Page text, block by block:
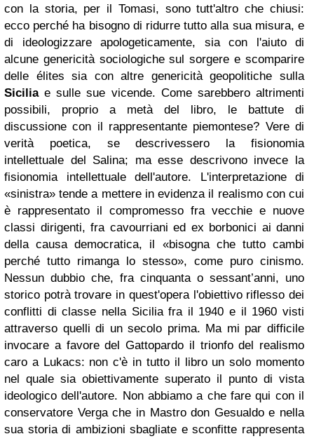
con la storia, per il Tomasi, sono tutt'altro che chiusi:
ecco perché ha bisogno di ridurre tutto alla sua misura, e
di ideologizzare apologeticamente, sia con l'aiuto di
alcune genericità sociologiche sul sorgere e scomparire
delle élites sia con altre genericità geopolitiche sulla
Siciliae sulle sue vicende. Come sarebbero altrimenti
possibili, proprio a metà del libro, le battute di
discussione con il rappresentante piemontese? Vere di
verità poetica, se descrivessero la fisionomia
intellettuale del Salina; ma esse descrivono invece la
fisionomia intellettuale dell'autore. L'interpretazione di
«sinistra» tende a mettere in evidenza il realismo con cui
è rappresentato il compromesso fra vecchie e nuove
classi dirigenti, fra cavourriani ed ex borbonici ai danni
della causa democratica, il «bisogna che tutto cambi
perché tutto rimanga lo stesso», come puro cinismo.
Nessun dubbio che, fra cinquanta o sessant’anni, uno
storico potrà trovare in quest'opera l'obiettivo riflesso dei
conflitti di classe nella Sicilia fra il 1940 e il 1960 visti
attraverso quelli di un secolo prima. Ma mi par difficile
invocare a favore del Gattopardo il trionfo del realismo
caro a Lukacs: non c'è in tutto il libro un solo momento
nel quale sia obiettivamente superato il punto di vista
ideologico dell'autore. Non abbiamo a che fare qui con il
conservatore Verga che in Mastro don Gesualdo e nella
sua storia di ambizioni sbagliate e sconfitte rappresenta